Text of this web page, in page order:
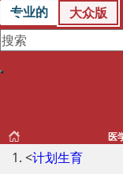
专业的 大众版
医
<计划生育